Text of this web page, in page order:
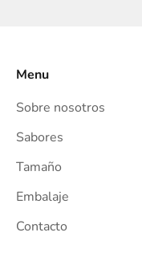
Menu
Sobre nosotros
Sabores
Tamaño
Embalaje
Contacto